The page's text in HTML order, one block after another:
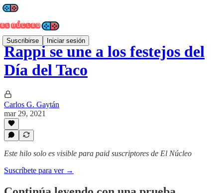
Suscribirse Iniciar sesión
Rappi se une a los festejos del
Día del Taco
Carlos G. Gaytán
mar 29, 2021
Este hilo solo es visible para paid suscriptores de El Núcleo
Suscríbete para ver →